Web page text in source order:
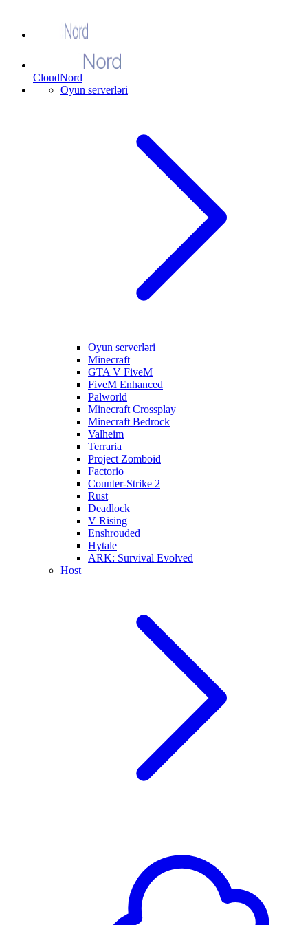
CloudNord
Oyun serverləri
Oyun serverləri
Minecraft
GTA V FiveM
FiveM Enhanced
Palworld
Minecraft Crossplay
Minecraft Bedrock
Valheim
Terraria
Project Zomboid
Factorio
Counter-Strike 2
Rust
Deadlock
V Rising
Enshrouded
Hytale
ARK: Survival Evolved
Host